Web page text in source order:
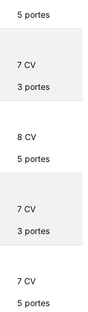
5 portes
7 CV
3 portes
8 CV
5 portes
7 CV
3 portes
7 CV
5 portes